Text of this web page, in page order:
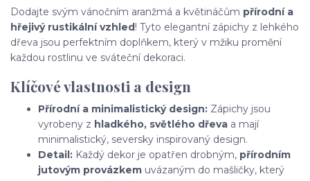
Dodajte svým vánočním aranžmá a květináčům přírodní a
hřejivý rustikální vzhled! Tyto elegantní zápichy z lehkého
dřeva jsou perfektním doplňkem, který v mžiku promění
každou rostlinu ve sváteční dekoraci.
Klíčové vlastnosti a design
Přírodní a minimalistický design: Zápichy jsou
vyrobeny z hladkého, světlého dřeva a mají
minimalistický, seversky inspirovaný design.
Detail: Každý dekor je opatřen drobným, přírodním
jutovým provázkem uvázaným do mašličky, který